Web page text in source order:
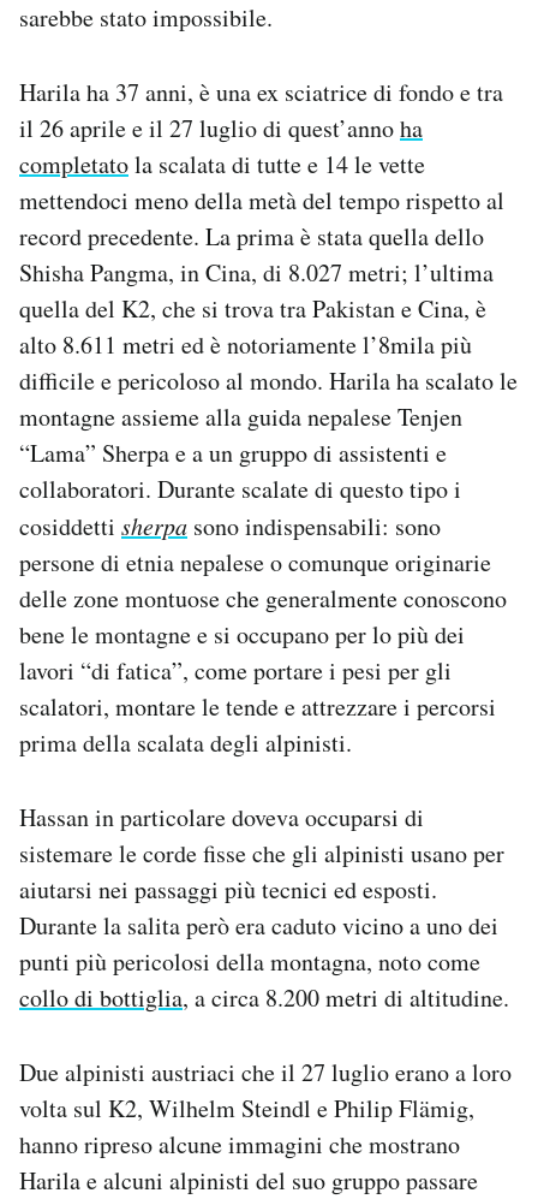
sarebbe stato impossibile.
Harila ha 37 anni, è una ex sciatrice di fondo e tra
il 26 aprile e il 27 luglio di quest’annoha
completatola scalata di tutte e 14 le vette
mettendoci meno della metà del tempo rispetto al
record precedente. La prima è stata quella dello
Shisha Pangma, in Cina, di 8.027 metri; l’ultima
quella del K2, che si trova tra Pakistan e Cina, è
alto 8.611 metri ed è notoriamente l’8mila più
difficile e pericoloso al mondo. Harila ha scalato le
montagne assieme alla guida nepaleseTenjen
“Lama” Sherpa e a un gruppo di assistenti e
collaboratori. Durante scalate di questo tipo i
cosiddetti sherpa sono indispensabili: sono
persone di etnia nepalese o comunque originarie
delle zone montuose che generalmente conoscono
bene le montagne e si occupano per lo più dei
lavori “di fatica”, come portare i pesi per gli
scalatori, montare le tende e attrezzare i percorsi
prima della scalata degli alpinisti.
Hassan in particolare doveva occuparsi di
sistemare le corde fisse che gli alpinisti usano per
aiutarsi nei passaggi più tecnici ed esposti.
Durante la salita però era caduto vicino a uno dei
punti più pericolosi della montagna, noto come
collo di bottiglia, a circa 8.200 metri di altitudine.
Due alpinisti austriaci che il 27 luglio erano a loro
volta sul K2, Wilhelm Steindl e Philip Flämig,
hanno ripreso alcune immagini che mostrano
Harila e alcuni alpinisti del suo gruppo passare